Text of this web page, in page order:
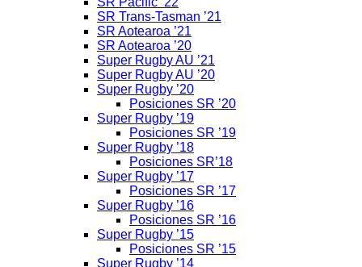
SR Trans-Tasman ’21
SR Aotearoa ’21
SR Aotearoa ’20
Super Rugby AU ’21
Super Rugby AU ’20
Super Rugby ’20
Posiciones SR ’20
Super Rugby ’19
Posiciones SR ’19
Super Rugby ’18
Posiciones SR’18
Super Rugby ’17
Posiciones SR ’17
Super Rugby ’16
Posiciones SR ’16
Super Rugby ’15
Posiciones SR ’15
Super Rugby ’14